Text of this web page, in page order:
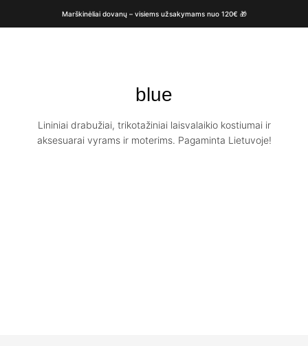
Marškinėliai dovanų – visiems užsakymams nuo 120€ 🎁
blue
Lininiai drabužiai, trikotažiniai laisvalaikio kostiumai ir
aksesuarai vyrams ir moterims. Pagaminta Lietuvoje!